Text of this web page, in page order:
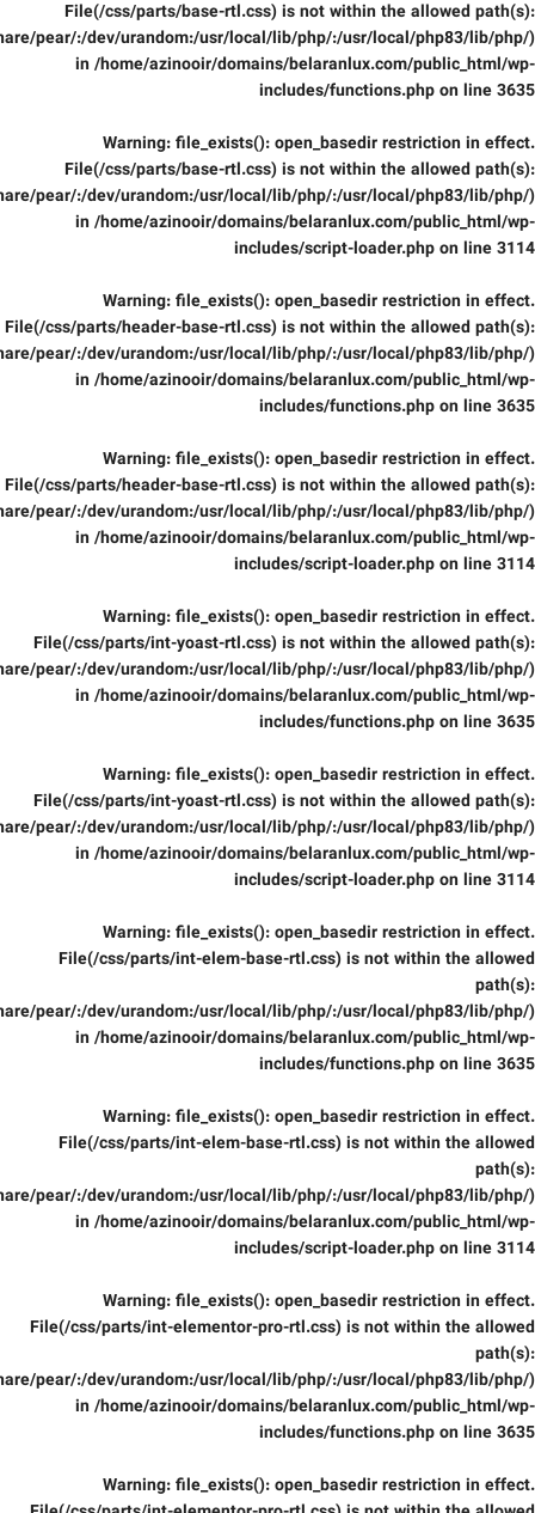
File(/css/parts/base-rtl.css) is not within the allowed path(s):
pear/:/dev/urandom:/usr/local/lib/php/:/usr/local/php83/lib/php/)
in /home/azinooir/domains/belaranlux.com/public_html/wp-
includes/functions.php on line 3635
Warning: file_exists(): open_basedir restriction in effect.
File(/css/parts/base-rtl.css) is not within the allowed path(s):
pear/:/dev/urandom:/usr/local/lib/php/:/usr/local/php83/lib/php/)
in /home/azinooir/domains/belaranlux.com/public_html/wp-
includes/script-loader.php on line 3114
Warning: file_exists(): open_basedir restriction in effect.
File(/css/parts/header-base-rtl.css) is not within the allowed path(s):
pear/:/dev/urandom:/usr/local/lib/php/:/usr/local/php83/lib/php/)
in /home/azinooir/domains/belaranlux.com/public_html/wp-
includes/functions.php on line 3635
Warning: file_exists(): open_basedir restriction in effect.
File(/css/parts/header-base-rtl.css) is not within the allowed path(s):
pear/:/dev/urandom:/usr/local/lib/php/:/usr/local/php83/lib/php/)
in /home/azinooir/domains/belaranlux.com/public_html/wp-
includes/script-loader.php on line 3114
Warning: file_exists(): open_basedir restriction in effect.
File(/css/parts/int-yoast-rtl.css) is not within the allowed path(s):
pear/:/dev/urandom:/usr/local/lib/php/:/usr/local/php83/lib/php/)
in /home/azinooir/domains/belaranlux.com/public_html/wp-
includes/functions.php on line 3635
Warning: file_exists(): open_basedir restriction in effect.
File(/css/parts/int-yoast-rtl.css) is not within the allowed path(s):
pear/:/dev/urandom:/usr/local/lib/php/:/usr/local/php83/lib/php/)
in /home/azinooir/domains/belaranlux.com/public_html/wp-
includes/script-loader.php on line 3114
Warning: file_exists(): open_basedir restriction in effect.
File(/css/parts/int-elem-base-rtl.css) is not within the allowed
path(s):
pear/:/dev/urandom:/usr/local/lib/php/:/usr/local/php83/lib/php/)
in /home/azinooir/domains/belaranlux.com/public_html/wp-
includes/functions.php on line 3635
Warning: file_exists(): open_basedir restriction in effect.
File(/css/parts/int-elem-base-rtl.css) is not within the allowed
path(s):
pear/:/dev/urandom:/usr/local/lib/php/:/usr/local/php83/lib/php/)
in /home/azinooir/domains/belaranlux.com/public_html/wp-
includes/script-loader.php on line 3114
Warning: file_exists(): open_basedir restriction in effect.
File(/css/parts/int-elementor-pro-rtl.css) is not within the allowed
path(s):
pear/:/dev/urandom:/usr/local/lib/php/:/usr/local/php83/lib/php/)
in /home/azinooir/domains/belaranlux.com/public_html/wp-
includes/functions.php on line 3635
Warning: file_exists(): open_basedir restriction in effect.